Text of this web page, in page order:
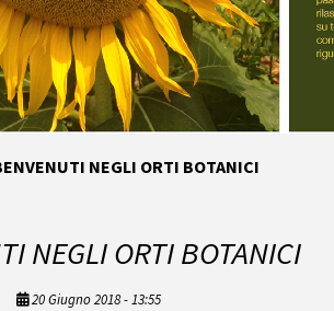
NEGLI ORTI BOTANICI
NEGLI ORTI BOTANICI
20 Giugno 2018 - 13:55